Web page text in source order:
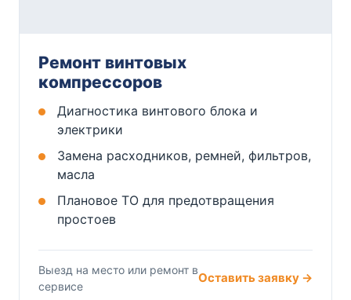
Ремонт винтовых
компрессоров
Диагностика винтового блока и
электрики
Замена расходников, ремней, фильтров,
масла
Плановое ТО для предотвращения
простоев
Выезд на место или ремонт в
сервисе
Оставить заявку →